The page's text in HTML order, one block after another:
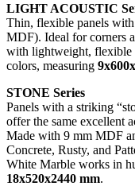
LIGHT ACOUSTIC
Thin, flexible panels
MDF). Ideal for corners
with lightweight, flexible
colors, measuring
STONE Series
Panels with a striking
offer the same excellent
Made with 9 mm MDF
Concrete, Rusty, and
White Marble works in
18x520x2440 mm.